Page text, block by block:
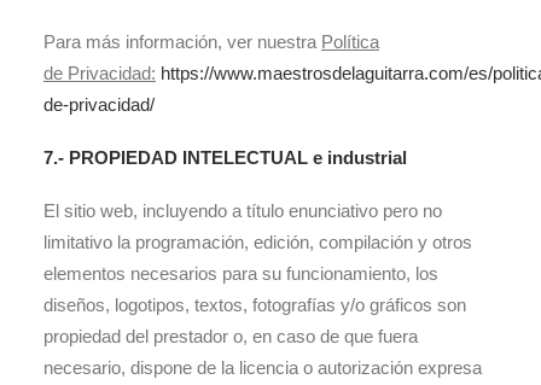
Para más información, ver nuestra Política
de Privacidad: https://www.maestrosdelaguitarra.com/es/
de-privacidad/
7.- PROPIEDAD INTELECTUAL e industrial
El sitio web, incluyendo a título enunciativo pero no
limitativo la programación, edición, compilación y otros
elementos necesarios para su funcionamiento, los
diseños, logotipos, textos, fotografías y/o gráficos son
propiedad del prestador o, en caso de que fuera
necesario, dispone de la licencia o autorización expresa